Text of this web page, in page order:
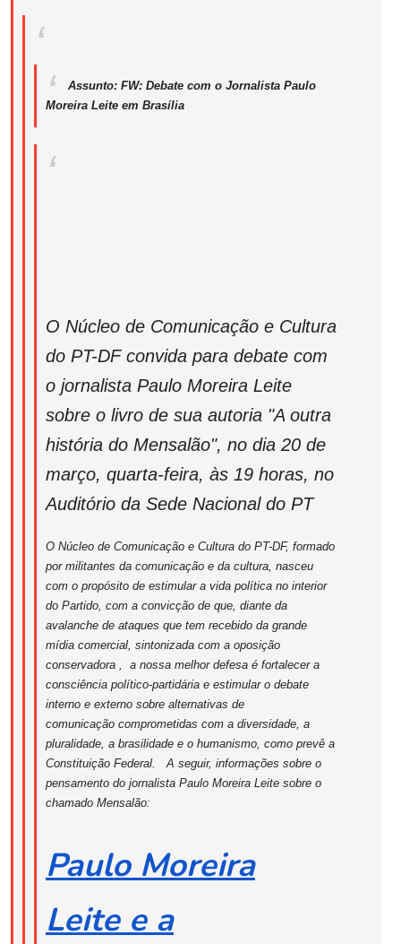
Assunto: FW: Debate com o Jornalista Paulo
Moreira Leite em Brasília
O Núcleo de Comunicação e Cultura
do PT-DF convida para debate com
o jornalista Paulo Moreira Leite
sobre o livro de sua autoria "A outra
história do Mensalão", no dia 20 de
março, quarta-feira, às 19 horas, no
Auditório da Sede Nacional do PT
O Núcleo de Comunicação e Cultura do PT-DF, formado
por militantes da comunicação e da cultura, nasceu
com o propósito de estimular a vida política no interior
do Partido, com a convicção de que, diante da
avalanche de ataques que tem recebido da grande
mídia comercial, sintonizada com a oposição
conservadora , a nossa melhor defesa é fortalecer a
consciência político-partidária e estimular o debate
interno e externo sobre alternativas de
comunicação comprometidas com a diversidade, a
pluralidade, a brasilidade e o humanismo, como prevê a
Constituição Federal.
A seguir, informações sobre o
pensamento do jornalista Paulo Moreira Leite sobre o
chamado Mensalão:
Paulo Moreira
Leite e a